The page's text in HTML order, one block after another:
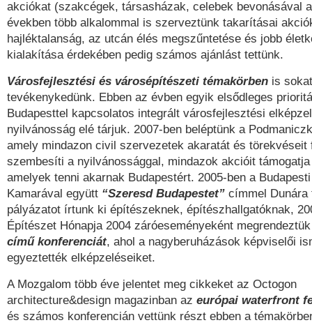
akciókat (szakcégek, társasházak, celebek bevonásával
években több alkalommal is szerveztünk takarításai
hajléktalanság, az utcán élés megszűntetése és jobb
kialakítása érdekében pedig számos ajánlást tettünk.
Városfejlesztési és városépítészeti témakörben is sokat
tevékenykedünk. Ebben az évben egyik elsődleges
Budapesttel kapcsolatos integrált városfejlesztési
nyilvánosság elé tárjuk. 2007-ben beléptünk a
amely mindazon civil szervezetek akaratát és törekvéseit
szembesíti a nyilvánossággal, mindazok akcióit
amelyek tenni akarnak Budapestért. 2005-ben a
Kamarával együtt “Szeresd Budapestet” címmel
pályázatot írtunk ki építészeknek, építészhallgatóknak,
Építészet Hónapja 2004 záróeseményeként
című konferenciát, ahol a nagyberuházások képviselői
egyeztették elképzeléseiket.
A Mozgalom több éve jelentet meg cikkeket az Octogon
architecture&design magazinban az európai waterfront
és számos konferencián vettünk részt ebben a